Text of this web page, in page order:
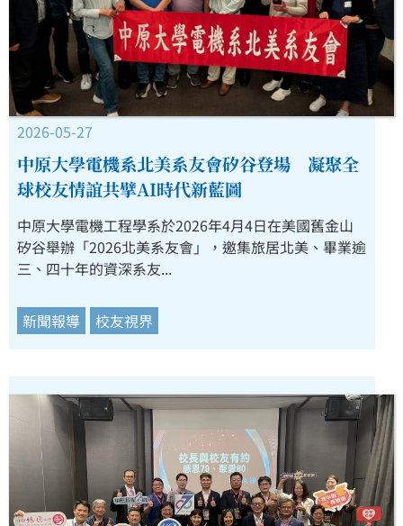
2026-05-27
中原大學電機系北美系友會矽谷登場 凝聚全
球校友情誼共擘AI時代新藍圖
中原大學電機工程學系於2026年4月4日在美國舊金山
矽谷舉辦「2026北美系友會」，邀集旅居北美、畢業逾
三、四十年的資深系友...
新聞報導 校友視界